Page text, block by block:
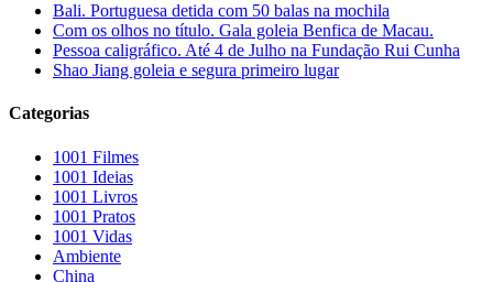
Bali. Portuguesa detida com 50 balas na mochila
Com os olhos no título. Gala goleia Benfica de Macau.
Pessoa caligráfico. Até 4 de Julho na Fundação Rui Cunha
Shao Jiang goleia e segura primeiro lugar
Categorias
1001 Filmes
1001 Ideias
1001 Livros
1001 Pratos
1001 Vidas
Ambiente
China